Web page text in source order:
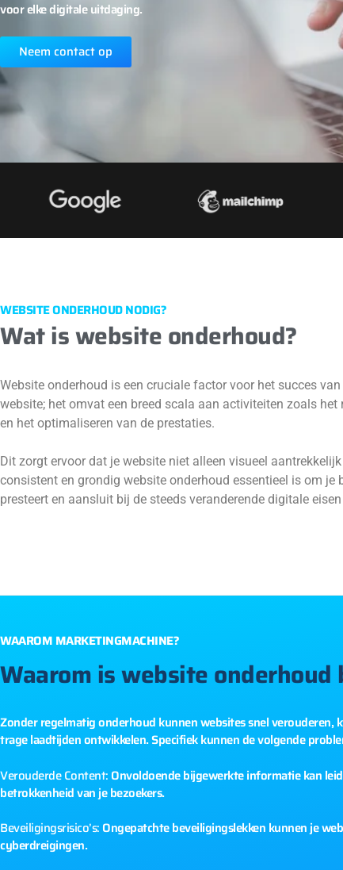
voor elke digitale uitdaging.
Neem contact op
WEBSITE ONDERHOUD NODIG?
Wat is website onderhoud?
Website onderhoud is een cruciale factor voor het succes
website; het omvat een breed scala aan activiteiten zoals
en het optimaliseren van de prestaties.
Dit zorgt ervoor dat je website niet alleen visueel
consistent en grondig website onderhoud essentieel is om
presteert en aansluit bij de steeds veranderende digitale
WAAROM MARKETINGMACHINE?
Waarom is website onderhoud
Zonder regelmatig onderhoud kunnen websites snel verouderen,
trage laadtijden ontwikkelen. Specifiek kunnen de volgende
Verouderde Content: Onvoldoende bijgewerkte informatie kan
betrokkenheid van je bezoekers.
Beveiligingsrisico’s: Ongepatchte beveiligingslekken kunnen je
cyberdreigingen.